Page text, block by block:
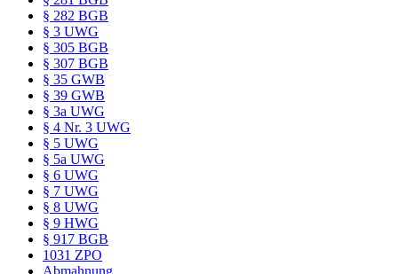
§ 282 BGB
§ 3 UWG
§ 305 BGB
§ 307 BGB
§ 35 GWB
§ 39 GWB
§ 3a UWG
§ 4 Nr. 3 UWG
§ 5 UWG
§ 5a UWG
§ 6 UWG
§ 7 UWG
§ 8 UWG
§ 9 HWG
§ 917 BGB
1031 ZPO
Abmahnung